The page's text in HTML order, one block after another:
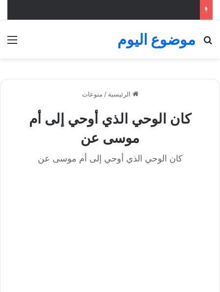
موضوع اليوم
بحث عن
الرئيسية / منوعات
كان الوحي الذي أوحي إلى أم
موسى عن
كان الوحي الذي أوحي إلى أم موسى عن